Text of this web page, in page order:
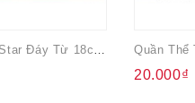
20.000₫